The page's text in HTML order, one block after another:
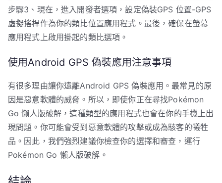
步驟3、現在，進入開發者選項，設定偽裝GPS 位置-GPS
虛擬搖桿作為你的類比位置應用程式。最後，確保在螢幕
應用程式上啟用掛起的類比選項。
使用Android GPS 偽裝應用注意事項
有很多理由讓你遠離Android GPS 偽裝應用。最常見的原
因是惡意軟體的威脅。所以，即使你正在尋找Pokémon
Go 懶人版破解，這種類型的應用程式也會在你的手機上出
現問題。你可能會受到惡意軟體的攻擊或成為駭客的犧牲
品。因此，我們強烈建議你檢查你的選擇和審查，運行
Pokémon Go 懶人版破解。